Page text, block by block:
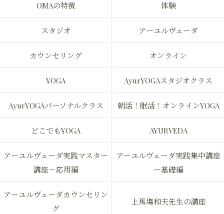
OMAの特徴 体験
スタジオ アーユルヴェーダ
カウンセリング オンライン
YOGA AyurYOGAスタジオクラス
AyurYOGAパーソナルクラス 朝活！眠活！オンラインYOGA
どこでもYOGA AYURVEDA
アーユルヴェーダ実践マスター
講座－応用編
アーユルヴェーダ実践集中講座
ー基礎編
アーユルヴェーダカウンセリン
グ
上馬塲和夫先生の講座